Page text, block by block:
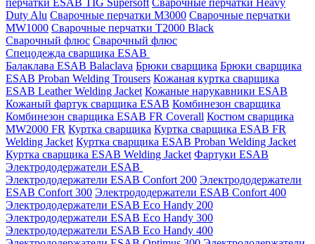
перчатки ESAB TIG Supersoft Сварочные перчатки Heavy
Duty Alu Сварочные перчатки M3000 Сварочные перчатки
MW1000 Сварочные перчатки T2000 Black
Сварочный флюс Сварочный флюс
Спецодежда сварщика ESAB
Балаклава ESAB Balaclava Брюки сварщика Брюки сварщика
ESAB Proban Welding Trousers Кожаная куртка сварщика
ESAB Leather Welding Jacket Кожаные нарукавники ESAB
Кожаный фартук сварщика ESAB Комбинезон сварщика
Комбинезон сварщика ESAB FR Coverall Костюм сварщика
MW2000 FR Куртка сварщика Куртка сварщика ESAB FR
Welding Jacket Куртка сварщика ESAB Proban Welding Jacket
Куртка сварщика ESAB Welding Jacket Фартуки ESAB
Электрододержатели ESAB
Электрододержатели ESAB Confort 200 Электрододержатели
ESAB Confort 300 Электрододержатели ESAB Confort 400
Электрододержатели ESAB Eco Handy 200
Электрододержатели ESAB Eco Handy 300
Электрододержатели ESAB Eco Handy 400